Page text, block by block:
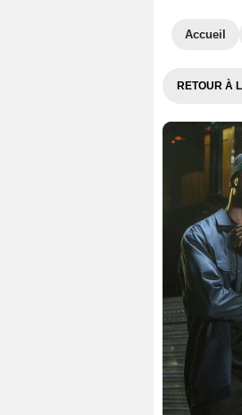
Accueil
RETOUR À